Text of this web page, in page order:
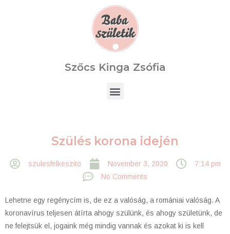
Szőcs Kinga Zsófia
Szülés korona idején
szulesfelkeszito November 3, 2020
7:14 pm
No Comments
Lehetne egy regénycím is, de ez a valóság, a romániai valóság. A
koronavírus teljesen átírta ahogy szülünk, és ahogy születünk, de
ne felejtsük el, jogaink még mindig vannak és azokat ki is kell